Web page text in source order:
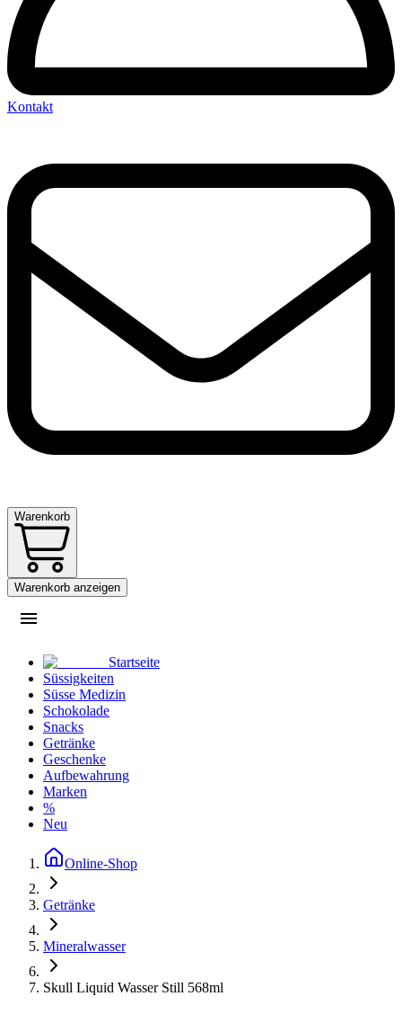
Kontakt
Warenkorb
Warenkorb anzeigen
Startseite
Süssigkeiten
Süsse Medizin
Schokolade
Snacks
Getränke
Geschenke
Aufbewahrung
Marken
%
Neu
Online-Shop
Getränke
Mineralwasser
Skull Liquid Wasser Still 568ml